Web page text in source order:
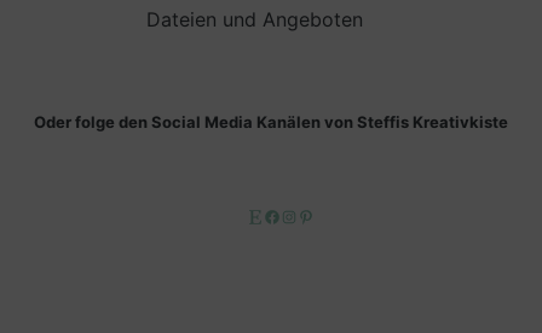
Dateien und Angeboten
Oder folge den Social Media Kanälen von Steffis Kreativkiste
EtsyFacebook
Instagram